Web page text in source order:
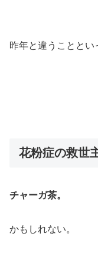
昨年と違うこととい
花粉症の救世
チャーガ茶。
かもしれない。